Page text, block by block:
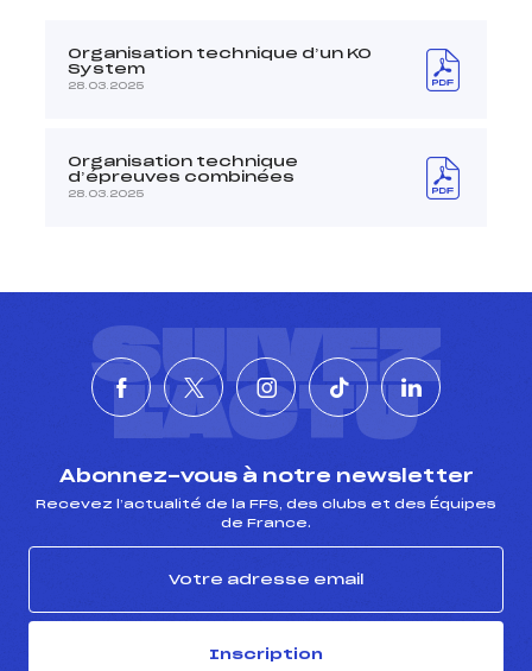
Organisation technique d’un KO
System
28.03.2025
Organisation technique
d’épreuves combinées
28.03.2025
SUIVEZ
L'ACTU
Abonnez-vous à notre newsletter
Recevez l’actualité de la FFS, des clubs et des Équipes
de France.
Inscription